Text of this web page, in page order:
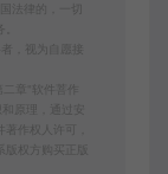
法律的，一切
，视为自愿接
章"软件菩作
原理，通过安
作权人许可，
权方购买正版